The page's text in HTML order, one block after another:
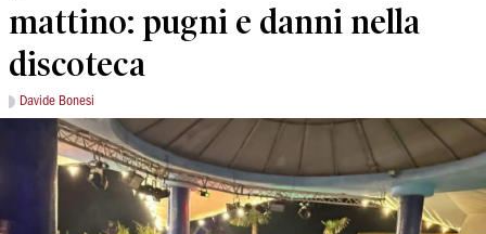
mattino: pugni e danni nella
discoteca
Davide Bonesi